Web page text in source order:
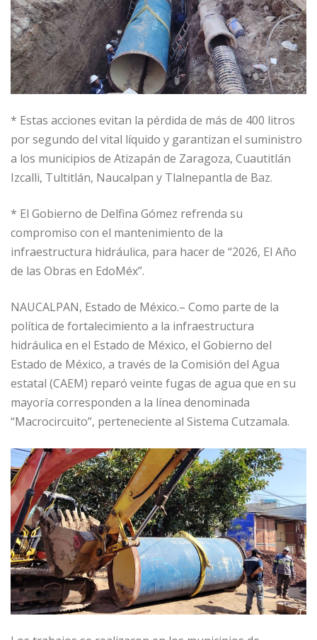
* Estas acciones evitan la pérdida de más de 400 litros
por segundo del vital líquido y garantizan el suministro
a los municipios de Atizapán de Zaragoza, Cuautitlán
Izcalli, Tultitlán, Naucalpan y Tlalnepantla de Baz.
* El Gobierno de Delfina Gómez refrenda su
compromiso con el mantenimiento de la
infraestructura hidráulica, para hacer de “2026, El Año
de las Obras en EdoMéx”.
NAUCALPAN, Estado de México.– Como parte de la
política de fortalecimiento a la infraestructura
hidráulica en el Estado de México, el Gobierno del
Estado de México, a través de la Comisión del Agua
estatal (CAEM) reparó veinte fugas de agua que en su
mayoría corresponden a la línea denominada
“Macrocircuito”, perteneciente al Sistema Cutzamala.